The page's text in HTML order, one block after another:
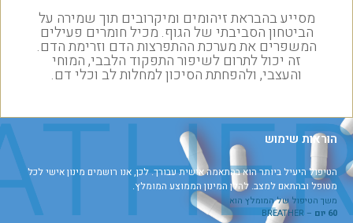
מסייע בהבראת זיהומים ומיקרובים תוך שמירה על
הביטחון הסביבתי של הגוף. מכיל חומרים פעילים
המשפרים את מערכת ההתפרצות הדם וזרימת הדם.
זה יכול לתרום לשיפור התפקוד הלבבי, המוחי
והעצבי, ולהפחתת הסיכון למחלות לב וכלי דם.
הוראות שימוש
הטיפול היעיל ביותר הוא בהתאמה אישית עבורך. לכן, אנו רושמים מינון אישי לכל
מטופל ובהתאם למצב. להלן המינון הממוצע המומלץ.
משך הטיפול של המומלץ הוא
60 יום
– BREATHER